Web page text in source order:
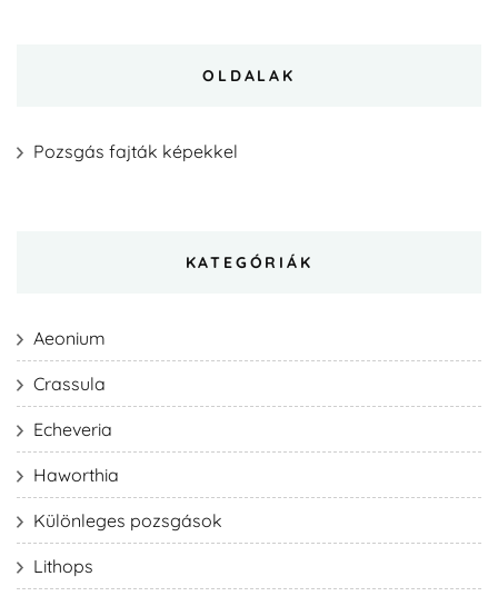
OLDALAK
Pozsgás fajták képekkel
KATEGÓRIÁK
Aeonium
Crassula
Echeveria
Haworthia
Különleges pozsgások
Lithops